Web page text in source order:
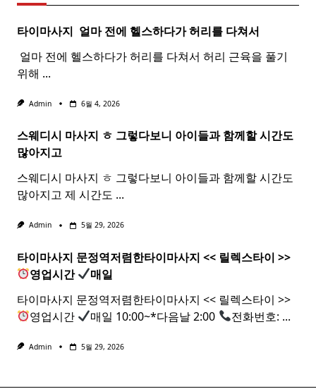
타이마사지 ​ 얼마 전에 헬스하다가 허리를 다쳐서
​ 얼마 전에 헬스하다가 허리를 다쳐서 허리 근육을 풀기
위해 ...
Admin 6월 4, 2026
스웨디시 마사지 ㅎ 그렇다보니 아이들과 함께할 시간도
많아지고
스웨디시 마사지 ㅎ 그렇다보니 아이들과 함께할 시간도
많아지고 제 시간도 ...
Admin 5월 29, 2026
타이마사지 문정역저렴한타이마사지 << 릴렉스타이 >>
영업시간
매일
타이마사지 문정역저렴한타이마사지 << 릴렉스타이 >>
영업시간
매일 10:00~*다음날 2:00 전화번호: ...
Admin 5월 29, 2026